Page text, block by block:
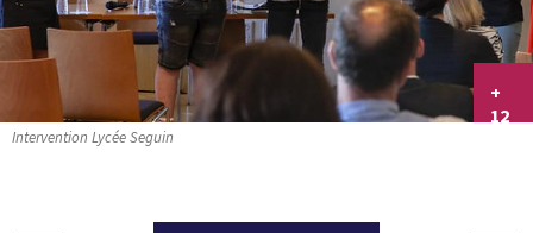
Intervention Lycée Seguin
+
12